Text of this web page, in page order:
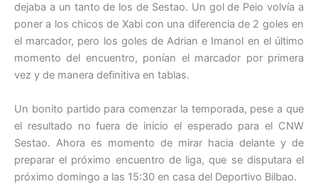
dejaba a un tanto de los de Sestao. Un gol de Peio volvía a
poner a los chicos de Xabi con una diferencia de 2 goles en
el marcador, pero los goles de Adrian e Imanol en el último
momento del encuentro, ponían el marcador por primera
vez y de manera definitiva en tablas.
Un bonito partido para comenzar la temporada, pese a que
el resultado no fuera de inicio el esperado para el CNW
Sestao. Ahora es momento de mirar hacia delante y de
preparar el próximo encuentro de liga, que se disputara el
próximo domingo a las 15:30 en casa del Deportivo Bilbao.